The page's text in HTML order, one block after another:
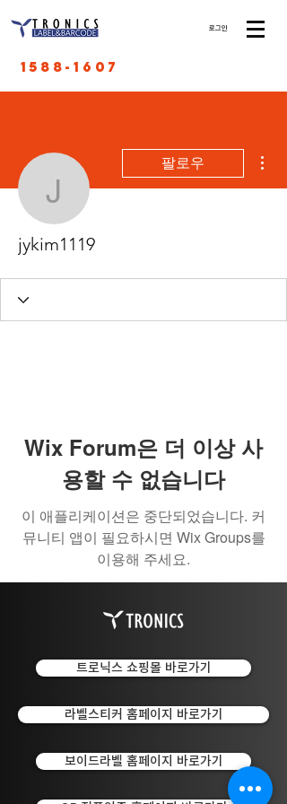
로그인
1588-1607
jykim1119
팔로우
jykim1119
Wix Forum은 더 이상 사
용할 수 없습니다
이 애플리케이션은 중단되었습니다. 커
뮤니티 앱이 필요하시면 Wix Groups를
이용해 주세요.
트로닉스 쇼핑몰 바로가기
라벨스티커 홈페이지 바로가기
보이드라벨 홈페이지 바로가기